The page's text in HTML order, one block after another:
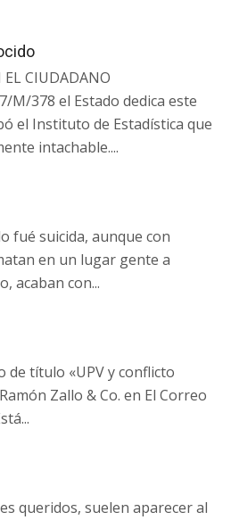
CIUDADANO
M/378 el Estado dedica este
el Instituto de Estadística que
intachable....
fué suicida, aunque con
en un lugar gente a
acaban con...
título «UPV y conflicto
Zallo & Co. en El Correo
queridos, suelen aparecer al